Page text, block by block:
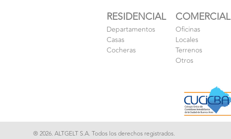
RESIDENCIAL
Departamentos
Casas
Cocheras
COMERCIAL
Oficinas
Locales
Terrenos
Otros
® 2026. ALTGELT S.A. Todos los derechos registrados.